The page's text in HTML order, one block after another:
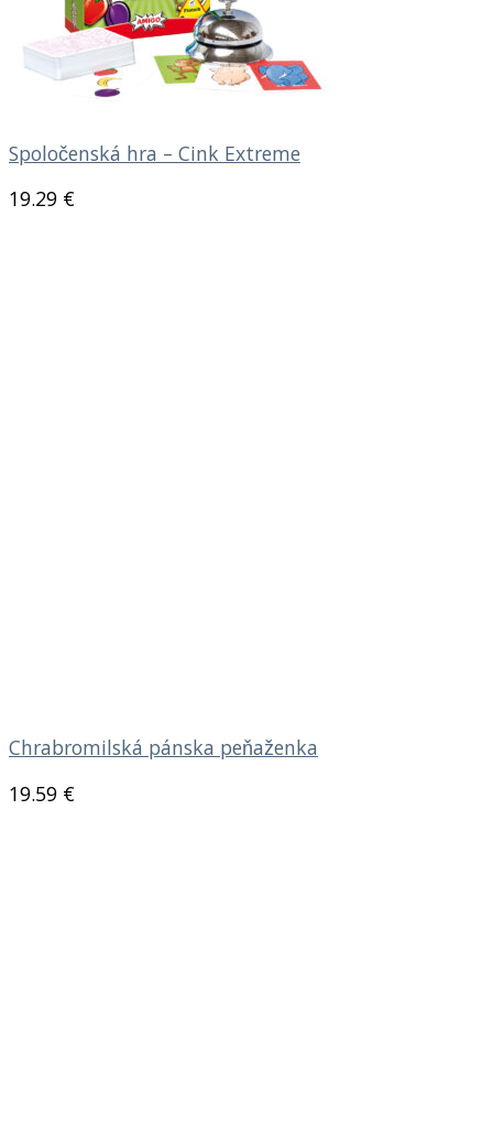
Spoločenská hra – Cink Extreme
19.29 €
Chrabromilská pánska peňaženka
19.59 €